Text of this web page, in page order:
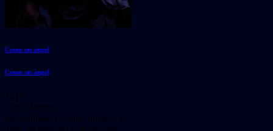
Como un ángel
Como un ángel
2018
1 hr 10 mins
Suspendisse eu porta quam, sit